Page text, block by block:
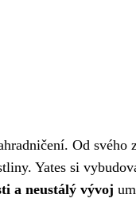
Od svého
Yates si
a neustálý vývoj